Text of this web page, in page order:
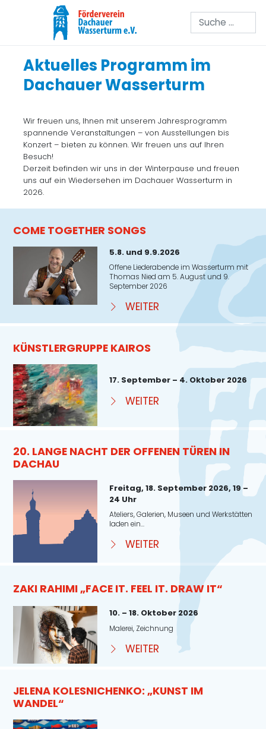
Suchen
Aktuelles Programm im
Dachauer Wasserturm
Wir freuen uns, Ihnen mit unserem Jahresprogramm
spannende Veranstaltungen – von Ausstellungen bis
Konzert – bieten zu können. Wir freuen uns auf Ihren
Besuch!
Derzeit befinden wir uns in der Winterpause und freuen
uns auf ein Wiedersehen im Dachauer Wasserturm in
2026.
COME TOGETHER SONGS
5.8. und 9.9.2026
Offene Liederabende im Wasserturm mit
Thomas Nied am 5. August und 9.
September 2026
WEITER
KÜNSTLERGRUPPE KAIROS
17. September – 4. Oktober 2026
WEITER
20. LANGE NACHT DER OFFENEN TÜREN IN
DACHAU
Freitag, 18. September 2026, 19 –
24 Uhr
Ateliers, Galerien, Museen und Werkstätten
laden ein...
WEITER
ZAKI RAHIMI „FACE IT. FEEL IT. DRAW IT“
10. – 18. Oktober 2026
Malerei, Zeichnung
WEITER
JELENA KOLESNICHENKO: „KUNST IM
WANDEL“